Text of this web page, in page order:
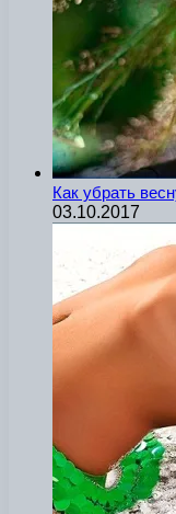
Как убрать
03.10.2017